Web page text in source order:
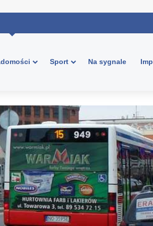
Sport Na sygnale